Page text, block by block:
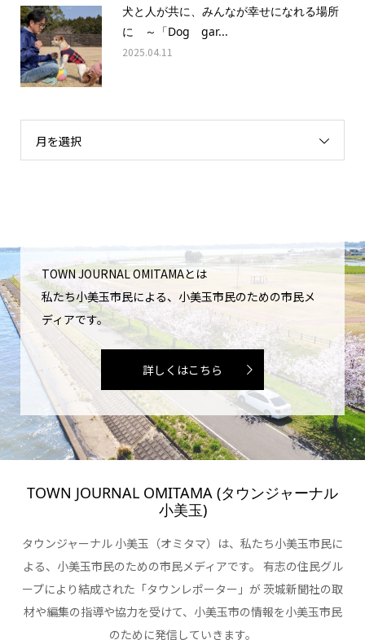
犬と人が共に、みんなが幸せになれる場所
に ～「Dog gar...
2025.04.11
月を選択
TOWN JOURNAL OMITAMAとは
私たち小美玉市民による、小美玉市民のための市民メ
ディアです。
詳しくはこちら
TOWN JOURNAL OMITAMA (タウンジャーナル
小美玉)
タウンジャーナル 小美玉（オミタマ）は、私たち小美玉市民に
よる、小美玉市民のための市民メディアです。 有志の住民グル
ープにより結成された「タウンレポーター」が 茨城新聞社の取
材や編集の指導や協力を受けて、小美玉市の情報を小美玉市民
のために発信していきます。